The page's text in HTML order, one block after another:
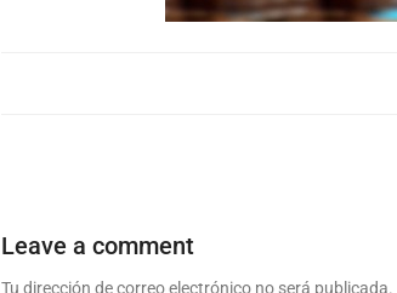
Leave a comment
Tu dirección de correo electrónico no será publicada.